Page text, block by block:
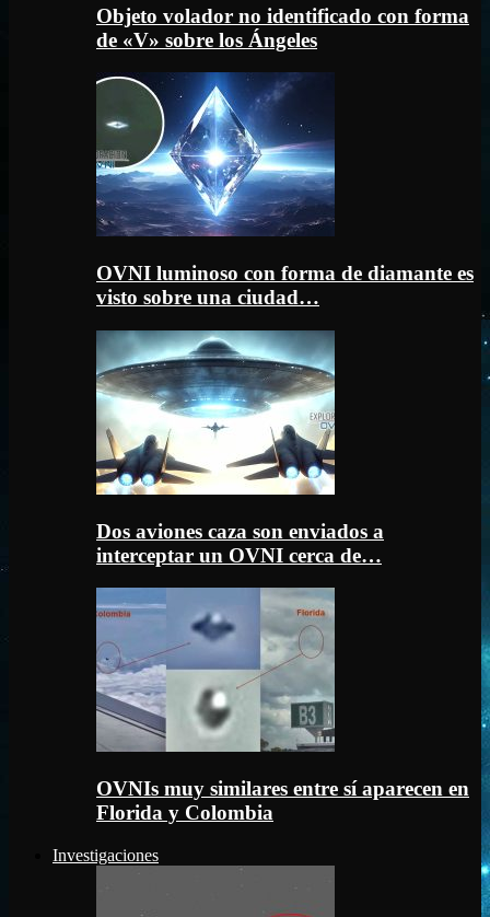
Objeto volador no identificado con forma
de «V» sobre los Ángeles
OVNI luminoso con forma de diamante es
visto sobre una ciudad…
Dos aviones caza son enviados a
interceptar un OVNI cerca de…
OVNIs muy similares entre sí aparecen en
Florida y Colombia
Investigaciones